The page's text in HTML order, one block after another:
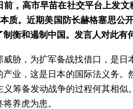
前，高市早苗在社交平台上发
质。近期美国防长赫格塞思公
衡和遏制中国。发言人对此有
威胁，为扩军备战找借口，是
产业，这是日本的国际法义务
筹备发动战争的过程何其相
养虎为患。